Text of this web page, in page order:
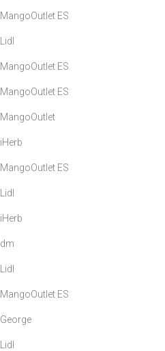
MangoOutlet ES
Lidl
MangoOutlet ES
MangoOutlet ES
MangoOutlet
iHerb
MangoOutlet ES
Lidl
iHerb
dm
Lidl
MangoOutlet ES
George
Lidl